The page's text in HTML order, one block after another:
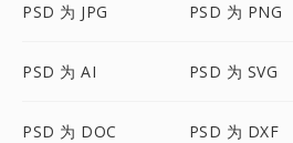
PSD 为 JPG PSD 为 PNG
PSD 为 AI PSD 为 SVG
PSD 为 DOC PSD 为 DXF